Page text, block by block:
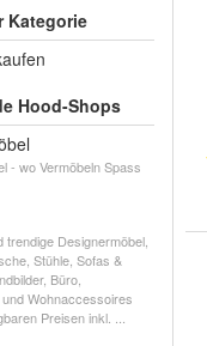
Kategorie
Hood-Shops
- wo Vermöbeln Spass
trendige Designermöbel,
Stühle, Sofas &
Büro,
Wohnaccessoires
Preisen inkl. ...